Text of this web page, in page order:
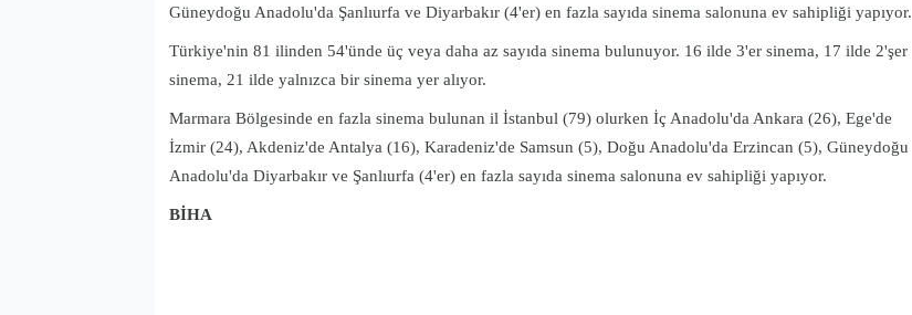
Güneydoğu Anadolu'da Şanlıurfa ve Diyarbakır (4'er) en fazla sayıda sinema salonuna ev sahipliği yapıyor.
Türkiye'nin 81 ilinden 54'ünde üç veya daha az sayıda sinema bulunuyor. 16 ilde 3'er sinema, 17 ilde 2'şer
sinema, 21 ilde yalnızca bir sinema yer alıyor.
Marmara Bölgesinde en fazla sinema bulunan il İstanbul (79) olurken İç Anadolu'da Ankara (26), Ege'de
İzmir (24), Akdeniz'de Antalya (16), Karadeniz'de Samsun (5), Doğu Anadolu'da Erzincan (5), Güneydoğu
Anadolu'da Diyarbakır ve Şanlıurfa (4'er) en fazla sayıda sinema salonuna ev sahipliği yapıyor.
BİHA